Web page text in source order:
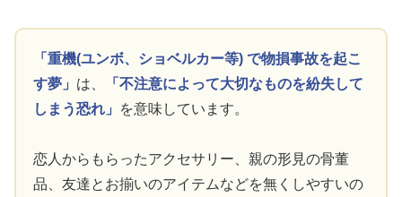
「重機(ユンボ、ショベルカー等) で物損事故を起こ
す夢」 は、
「不注意によって大切なものを紛失して
しまう恐れ」
を意味しています。
恋人からもらったアクセサリー、親の形見の骨董
品、友達とお揃いのアイテムなどを無くしやすいの